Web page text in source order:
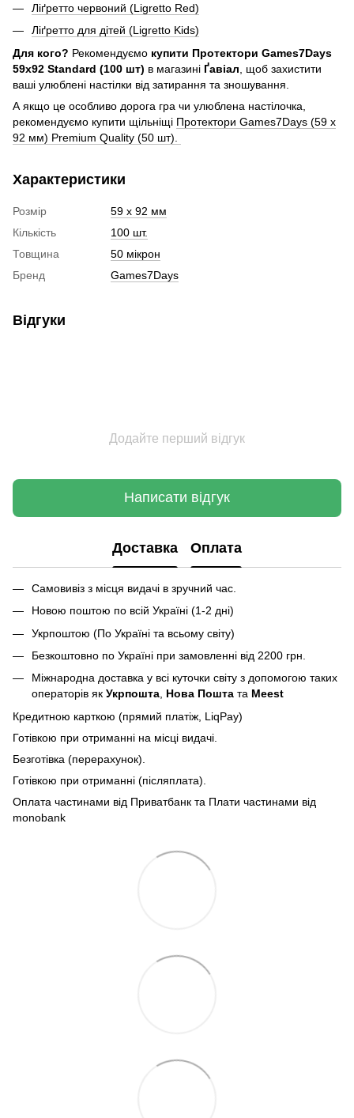
Ліґретто червоний (Ligretto Red)
Ліґретто для дітей (Ligretto Kids)
Для кого? Рекомендуємо купити Протектори Games7Days
59x92 Standard (100 шт) в магазині Ґавіал , щоб захистити
ваші улюблені настілки від затирання та зношування.
А якщо це особливо дорога гра чи улюблена настілочка,
рекомендуємо купити щільніщі Протектори Games7Days (59 x
92 мм) Premium Quality (50 шт).
Характеристики
Розмір
59 x 92 мм
Кількість
100 шт.
Товщина
50 мікрон
Бренд
Games7Days
Відгуки
Додайте перший відгук
Написати відгук
Доставка Оплата
Самовивіз з місця видачі в зручний час.
Новою поштою по всій Україні (1-2 дні)
Укрпоштою (По Україні та всьому світу)
Безкоштовно по Україні при замовленні від 2200 грн.
Міжнародна доставка у всі куточки світу з допомогою таких
операторів як Укрпошта, Нова Пошта та Meest
Кредитною карткою (прямий платіж, LiqPay)
Готівкою при отриманні на місці видачі.
Безготівка (перерахунок).
Готівкою при отриманні (післяплата).
Оплата частинами від Приватбанк та Плати частинами від
monobank